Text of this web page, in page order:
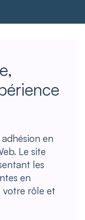
en
Le site
les
en
rôle et